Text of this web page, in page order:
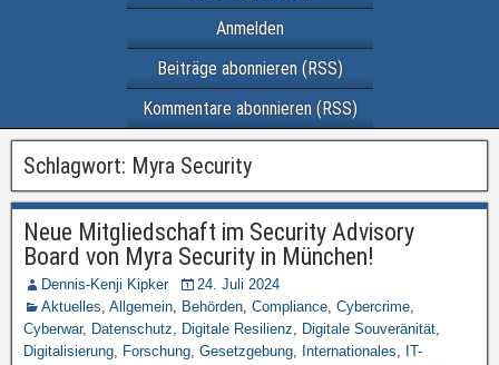
Anmelden
Beiträge abonnieren (RSS)
Kommentare abonnieren (RSS)
Schlagwort: Myra Security
Neue Mitgliedschaft im Security Advisory
Board von Myra Security in München!
Dennis-Kenji Kipker
24. Juli 2024
Aktuelles, Allgemein, Behörden, Compliance, Cybercrime,
Cyberwar, Datenschutz, Digitale Resilienz, Digitale Souveränität,
Digitalisierung, Forschung, Gesetzgebung, Internationales, IT-